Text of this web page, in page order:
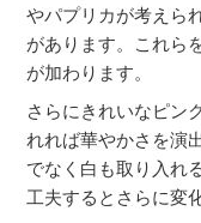
やパプリカが考えら
があります。これら
が加わります。
さらにきれいなピン
れれば華やかさを演
でなく白も取り入れ
工夫するとさらに変